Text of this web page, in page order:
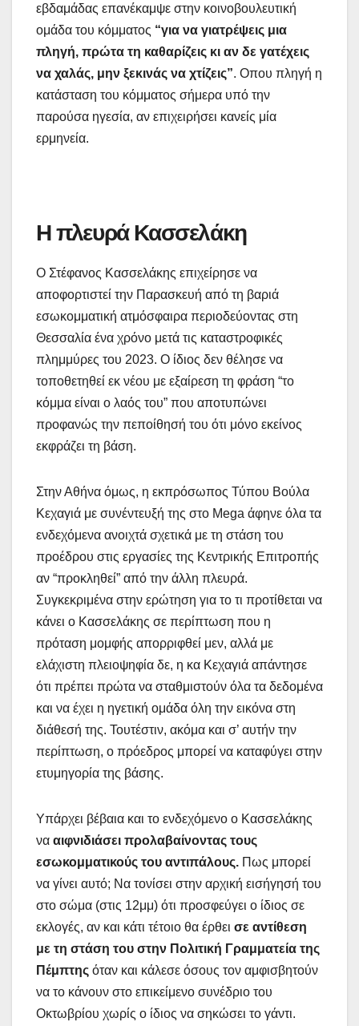
εβδαμάδας επανέκαμψε στην κοινοβουλευτική
ομάδα του κόμματος “για να γιατρέψεις μια
πληγή, πρώτα τη καθαρίζεις κι αν δε γατέχεις
να χαλάς, μην ξεκινάς να χτίζεις”. Οπου πληγή η
κατάσταση του κόμματος σήμερα υπό την
παρούσα ηγεσία, αν επιχειρήσει κανείς μία
ερμηνεία.
Η πλευρά Κασσελάκη
Ο Στέφανος Κασσελάκης επιχείρησε να
αποφορτιστεί την Παρασκευή από τη βαριά
εσωκομματική ατμόσφαιρα περιοδεύοντας στη
Θεσσαλία ένα χρόνο μετά τις καταστροφικές
πλημμύρες του 2023. Ο ίδιος δεν θέλησε να
τοποθετηθεί εκ νέου με εξαίρεση τη φράση “το
κόμμα είναι ο λαός του” που αποτυπώνει
προφανώς την πεποίθησή του ότι μόνο εκείνος
εκφράζει τη βάση.
Στην Αθήνα όμως, η εκπρόσωπος Τύπου Βούλα
Κεχαγιά με συνέντευξή της στο Mega άφηνε όλα τα
ενδεχόμενα ανοιχτά σχετικά με τη στάση του
προέδρου στις εργασίες της Κεντρικής Επιτροπής
αν “προκληθεί” από την άλλη πλευρά.
Συγκεκριμένα στην ερώτηση για το τι προτίθεται να
κάνει ο Κασσελάκης σε περίπτωση που η
πρόταση μομφής απορριφθεί μεν, αλλά με
ελάχιστη πλειοψηφία δε, η κα Κεχαγιά απάντησε
ότι πρέπει πρώτα να σταθμιστούν όλα τα δεδομένα
και να έχει η ηγετική ομάδα όλη την εικόνα στη
διάθεσή της. Τουτέστιν, ακόμα και σ’ αυτήν την
περίπτωση, ο πρόεδρος μπορεί να καταφύγει στην
ετυμηγορία της βάσης.
Υπάρχει βέβαια και το ενδεχόμενο ο Κασσελάκης
να αιφνιδιάσει προλαβαίνοντας τους
εσωκομματικούς του αντιπάλους. Πως μπορεί
να γίνει αυτό; Να τονίσει στην αρχική εισήγησή του
στο σώμα (στις 12μμ) ότι προσφεύγει ο ίδιος σε
εκλογές, αν και κάτι τέτοιο θα έρθει σε αντίθεση
με τη στάση του στην Πολιτική Γραμματεία της
Πέμπτης όταν και κάλεσε όσους τον αμφισβητούν
να το κάνουν στο επικείμενο συνέδριο του
Οκτωβρίου χωρίς ο ίδιος να σηκώσει το γάντι.